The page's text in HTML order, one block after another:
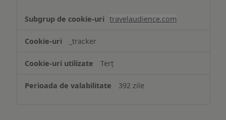
travelaudience.com
_tracker
Terț
392 zile